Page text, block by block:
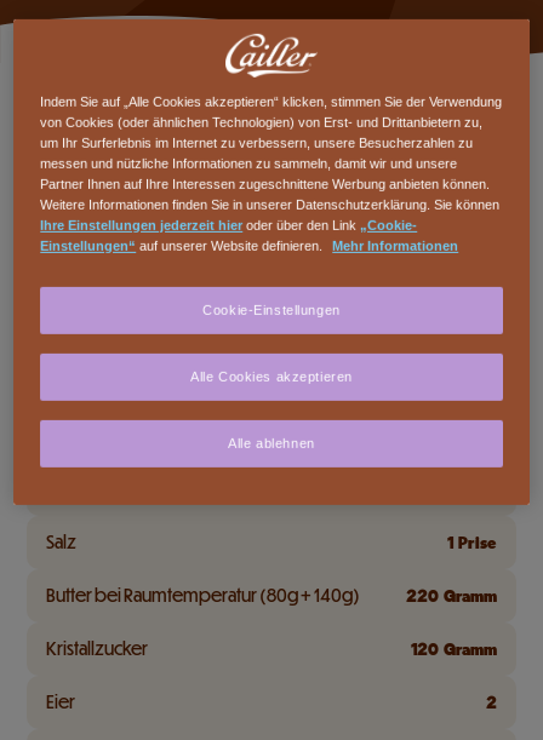
Zutaten
KOCHEN FÜR
Cailler Branches zu jeweils 23g
Salz 1 Prise
Butter bei Raumtemperatur (80g + 140g) 220 Gramm
Kristallzucker 120 Gramm
Eier 2
Indem Sie auf „Alle Cookies akzeptieren“ klicken, stimmen Sie der Verwendung
von Cookies (oder ähnlichen Technologien) von Erst- und Drittanbietern zu,
um Ihr Surferlebnis im Internet zu verbessern, unsere Besucherzahlen zu
messen und nützliche Informationen zu sammeln, damit wir und unsere
Partner Ihnen auf Ihre Interessen zugeschnittene Werbung anbieten können.
Weitere Informationen finden Sie in unserer Datenschutzerklärung. Sie können
Ihre Einstellungen jederzeit hieroder über den Link„Cookie-
Einstellungen“ auf unserer Website definieren. Mehr Informationen
Cookie-Einstellungen
Alle ablehnen
Alle Cookies akzeptieren